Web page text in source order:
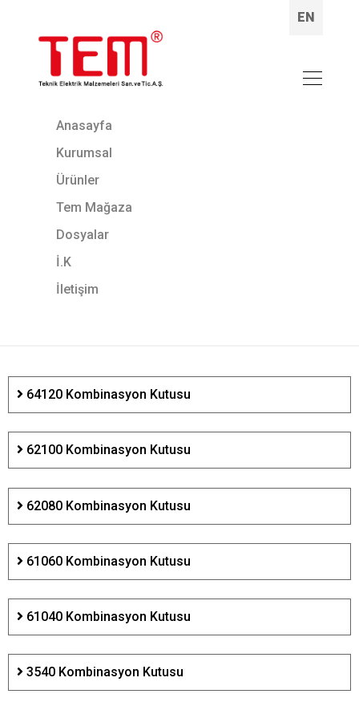
EN
Anasayfa
Kurumsal
Ürünler
Tem Mağaza
Dosyalar
İ.K
İletişim
64120 Kombinasyon Kutusu
62100 Kombinasyon Kutusu
62080 Kombinasyon Kutusu
61060 Kombinasyon Kutusu
61040 Kombinasyon Kutusu
3540 Kombinasyon Kutusu